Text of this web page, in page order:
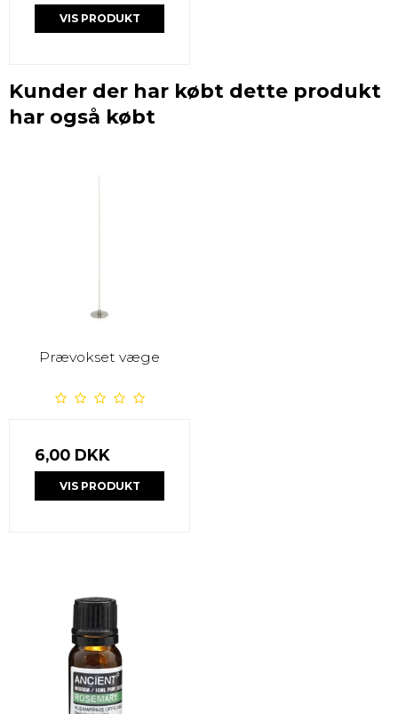
VIS PRODUKT
Kunder der har købt dette produkt
har også købt
Prævokset væge
6,00 DKK
VIS PRODUKT